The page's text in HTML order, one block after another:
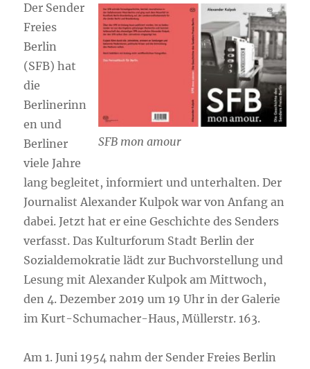
SFB mon amour
Der Sender
Freies
Berlin
(SFB) hat
die
Berlinerinn
en und
Berliner
viele Jahre
lang begleitet, informiert und unterhalten. Der
Journalist Alexander Kulpok war von Anfang an
dabei. Jetzt hat er eine Geschichte des Senders
verfasst. Das Kulturforum Stadt Berlin der
Sozialdemokratie lädt zur Buchvorstellung und
Lesung mit Alexander Kulpok am Mittwoch,
den 4. Dezember 2019 um 19 Uhr in der Galerie
im Kurt-Schumacher-Haus, Müllerstr. 163.
Am 1. Juni 1954 nahm der Sender Freies Berlin